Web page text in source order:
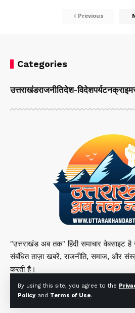
By using this site, you agree to the
Policyand Terms of Use.
Previous
Categories
उत्तराखंडराजनीतिदेश-विदेशपर्यटनक्राइम
"उत्तराखंड अब तक" हिंदी समाचार वेबसाइट
संबंधित ताज़ा खबरें, राजनीति, समाज, और
करती है।